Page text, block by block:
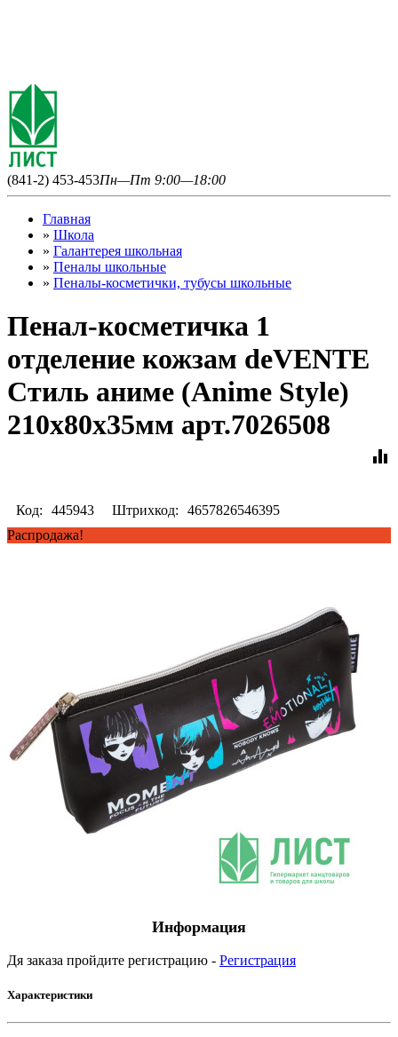
(841-2) 453-453Пн—Пт 9:00—18:00
Главная
» Школа
» Галантерея школьная
» Пеналы школьные
» Пеналы-косметички, тубусы школьные
Пенал-косметичка 1
отделение кожзам deVENTE
Стиль аниме (Anime Style)
210x80x35мм арт.7026508
equalizer
Код: 445943 Штрихкод:
4657826546395
Распродажа!
Информация
Дя заказа пройдите регистрацию - Регистрация
Характеристики